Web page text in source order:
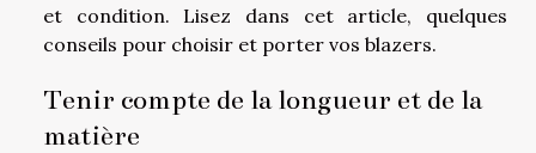
et condition. Lisez dans cet article, quelques
conseils pour choisir et porter vos blazers.
Tenir compte de la longueur et de la
matière